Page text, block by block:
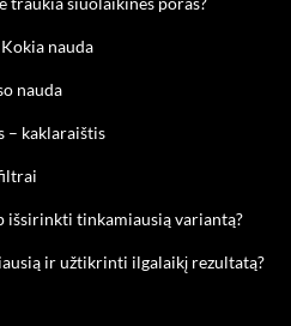
nauda
nauda
– kaklaraištis
tinkamiausią variantą?
ir užtikrinti ilgalaikį rezultatą?